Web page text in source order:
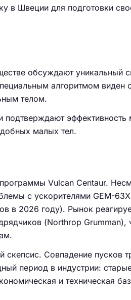
в Швеции для подготовки
обсуждают уникальный
алгоритмом виден
телом.
эффективность
малых тел.
Vulcan Centaur.
с ускорителями GEM-
в 2026 году). Рынок
(Northrop Grumman),
скепсис. Совпадение пусков
период в индустрии:
и техническая